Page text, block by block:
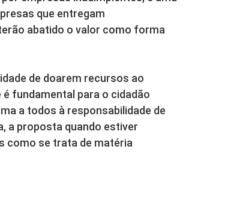
que entregam
abatido o valor como forma
de doarem recursos ao
fundamental para o cidadão
a todos à responsabilidade de
a proposta quando estiver
como se trata de matéria